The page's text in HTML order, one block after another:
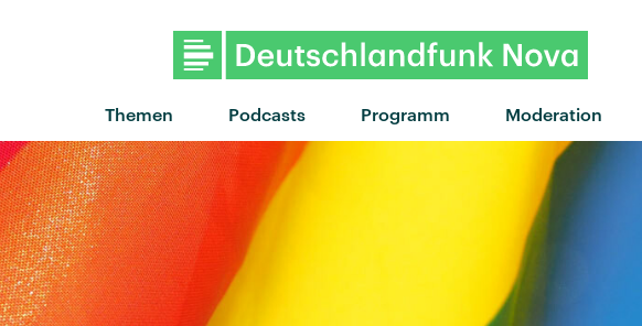
Themen Podcasts Programm Moderation